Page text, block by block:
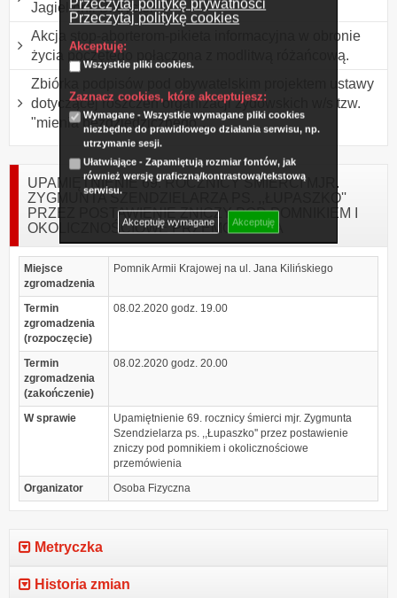
Przeczytaj politykę prywatności
Przeczytaj politykę cookies
Akceptuję:
Wszystkie pliki cookies.
Zaznacz cookies, które akceptujesz:
Wymagane - Wszystkie wymagane pliki cookies
niezbędne do prawidłowego działania serwisu, np.
utrzymanie sesji.
Ułatwiające - Zapamiętują rozmiar fontów, jak
również wersję graficzną/kontrastową/tekstową
serwisu.
Akceptuję wymagane Akceptuję
Jagiellonii Białystok
Akcja stop-aborterom-pikieta informacyjna w obronie
życia poczętego połączona z modlitwą różańcową.
Zbiórka podpisów pod obywatelskim projektem ustawy
dotyczącej roszczeń organizacji żydowskich w/s tzw.
"mienia bezdziedzicznego".
UPAMIĘTNIENIE 69. ROCZNICY ŚMIERCI MJR.
ZYGMUNTA SZENDZIELARZA PS. ,,ŁUPASZKO''
PRZEZ POSTAWIENIE ZNICZY POD POMNIKIEM I
OKOLICZNOŚCIOWE PRZEMÓWIENIA
Miejsce
zgromadzenia
Pomnik Armii Krajowej na ul. Jana Kilińskiego
Termin
zgromadzenia
(rozpoczęcie)
08.02.2020 godz. 19.00
Termin
zgromadzenia
(zakończenie)
08.02.2020 godz. 20.00
W sprawie
Upamiętnienie 69. rocznicy śmierci mjr. Zygmunta
Szendzielarza ps. ,,Łupaszko'' przez postawienie
zniczy pod pomnikiem i okolicznościowe
przemówienia
Organizator
Osoba Fizyczna
Metryczka
Historia zmian